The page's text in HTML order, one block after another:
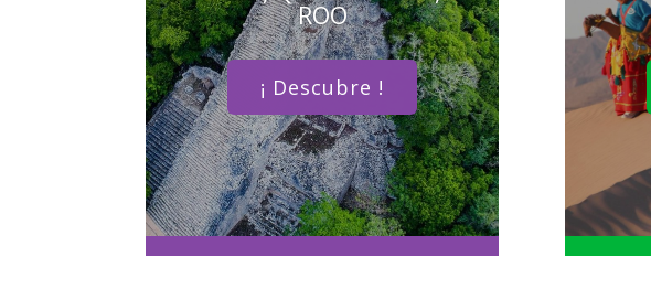
ROO
¡ Descubre !